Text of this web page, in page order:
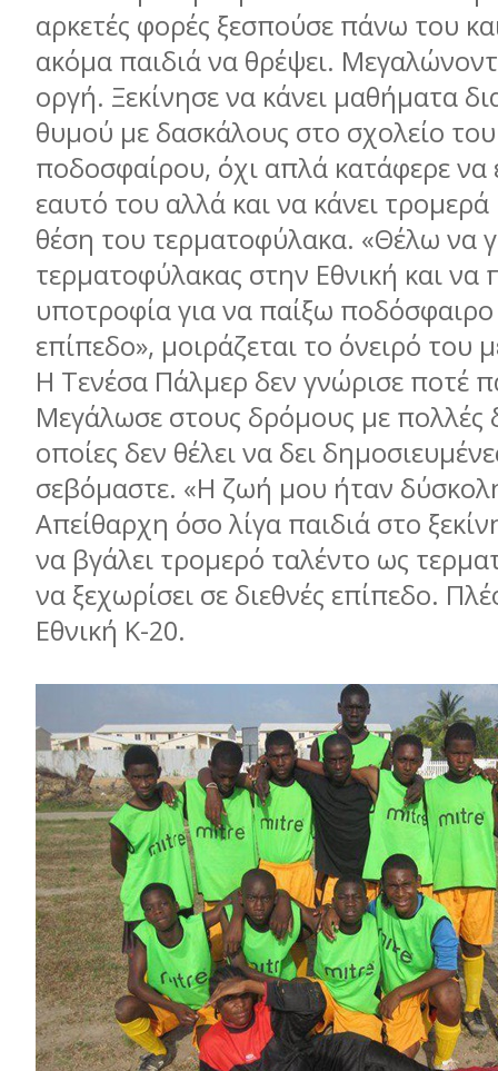
αρκετές φορές ξεσπούσε πάνω του
ακόμα παιδιά να θρέψει.
οργή. Ξεκίνησε να κάνει μαθήματα
θυμού με δασκάλους στο σχολείο
ποδοσφαίρου, όχι απλά κατάφερε να
εαυτό του αλλά και να κάνει
θέση του τερματοφύλακα. «Θέλω να
τερματοφύλακας στην Εθνική και να
υποτροφία για να παίξω ποδόσφαιρο
επίπεδο», μοιράζεται το όνειρό του
Η Τενέσα Πάλμερ δεν γνώρισε ποτέ
Μεγάλωσε στους δρόμους με πολλές
οποίες δεν θέλει να δει
σεβόμαστε. «Η ζωή μου ήταν
Απείθαρχη όσο λίγα παιδιά στο
να βγάλει τρομερό ταλέντο ως
να ξεχωρίσει σε διεθνές επίπεδο.
Εθνική Κ-20.